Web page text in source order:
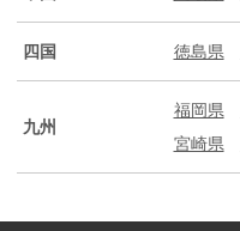
四国 徳島県
九州
福岡県
宮崎県